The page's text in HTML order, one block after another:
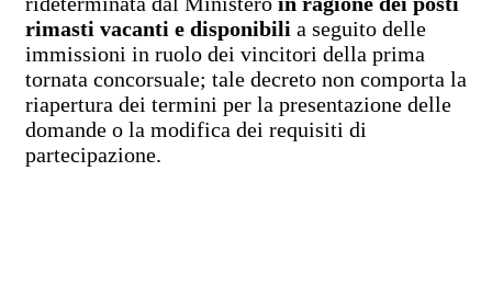
rimasti vacanti e disponibili a seguito delle
immissioni in ruolo dei vincitori della prima
tornata concorsuale; tale decreto non comporta la
riapertura dei termini per la presentazione delle
domande o la modifica dei requisiti di
partecipazione.